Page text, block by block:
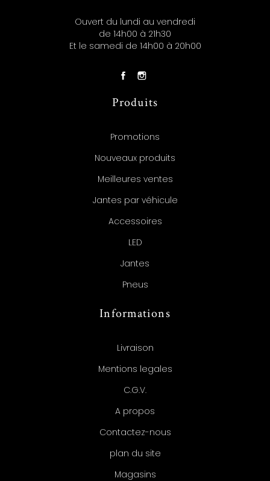
Ouvert du lundi au vendredi
de 14h00 à 21h30
Et le samedi de 14h00 à 20h00
Produits
Promotions
Nouveaux produits
Meilleures ventes
Jantes par véhicule
Accessoires
LED
Jantes
Pneus
Informations
Livraison
Mentions legales
C.G.V.
A propos
Contactez-nous
plan du site
Magasins